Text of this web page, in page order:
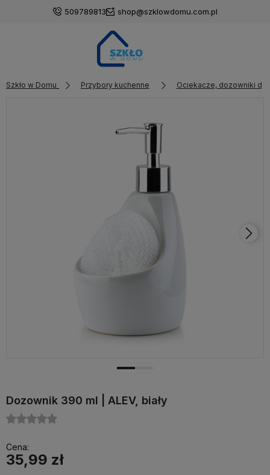
509789813 shop@szklowdomu.com.pl
Szkło w Domu Przybory kuchenne Ociekacze, dozowniki do
Dozownik 390 ml | ALEV, biały
Cena:
35,99 zł